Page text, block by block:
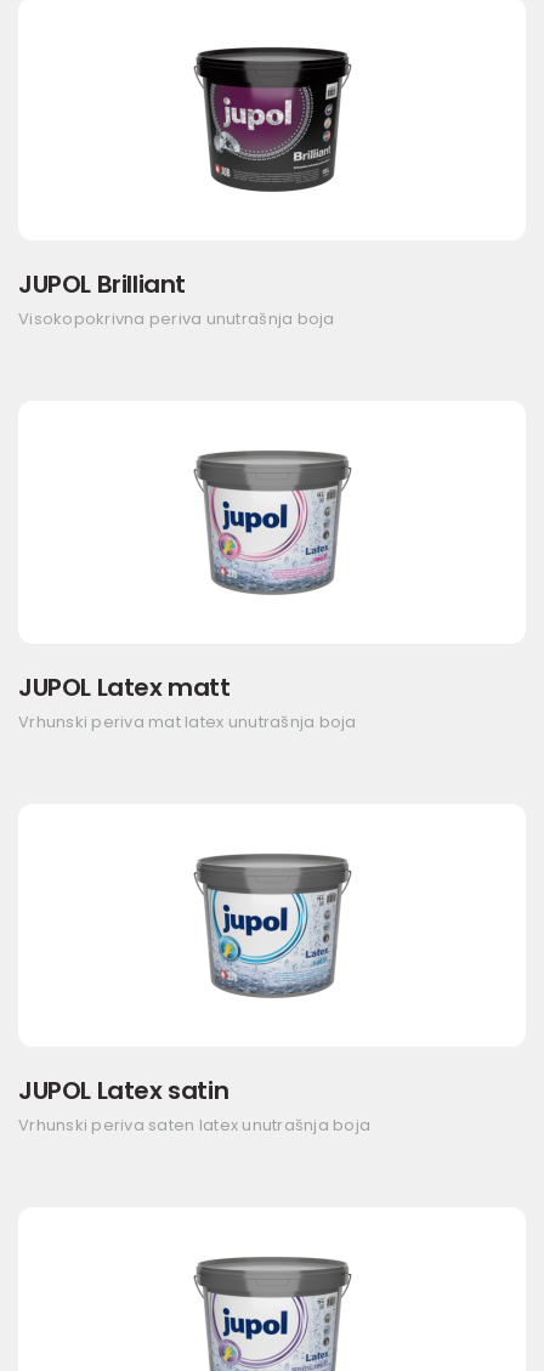
JUPOL Brilliant
Visokopokrivna periva unutrašnja boja
JUPOL Latex matt
Vrhunski periva mat latex unutrašnja boja
JUPOL Latex satin
Vrhunski periva saten latex unutrašnja boja